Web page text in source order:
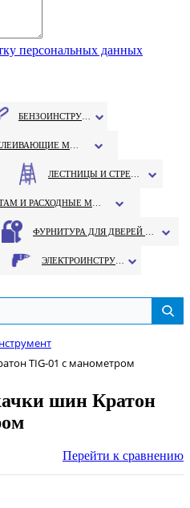
персональных данных
ТIG-01 с манометром
шин Кратон
Перейти к сравнению